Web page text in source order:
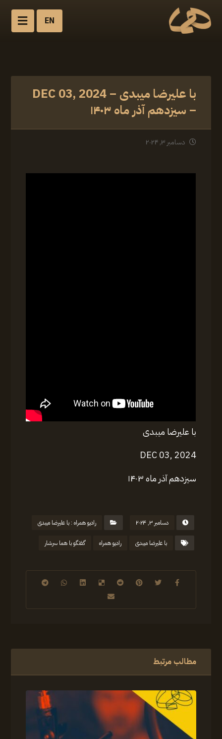
EN
با علیرضا میبدی – DEC 03, 2024
– سیزدهم آذر ماه ۱۴۰۳
دسامبر ۳, ۲۰۲۴
DEC 03, 2024
سیزدهم آذر ماه ۱۴۰۳
دسامبر ۳, ۲۰۲۴ رادیو همراه : با علیرضا میبدی
با علیرضا میبدی رادیو همراه گفتگو با هما سرشار
مطالب مرتبط